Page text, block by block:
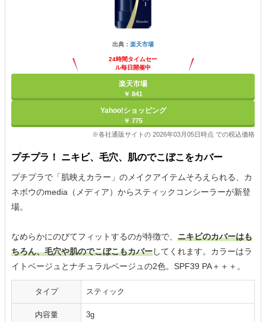
出典： 楽天市場
24時間タイムセー
ル毎日開催中
楽天市場
￥ 841
Yahoo!ショッピング
￥ 775
※各社通販サイトの 2026年03月05日時点 での税込価格
プチプラ！ ニキビ、毛穴、肌のでこぼこをカバー
プチプラで「肌映えカラー」のメイクアイテムそろえられる、カ
ネボウのmedia（メディア）からスティックコンシーラーが新登
場。
なめらかにのびてフィットするのが特徴で、 ニキビのカバーはも
ちろん、毛穴や肌のでこぼこもカバーしてくれます。カラーはラ
イトベージュとナチュラルベージュの2色。SPF39 PA＋＋＋。
タイプ スティック
内容量 3g